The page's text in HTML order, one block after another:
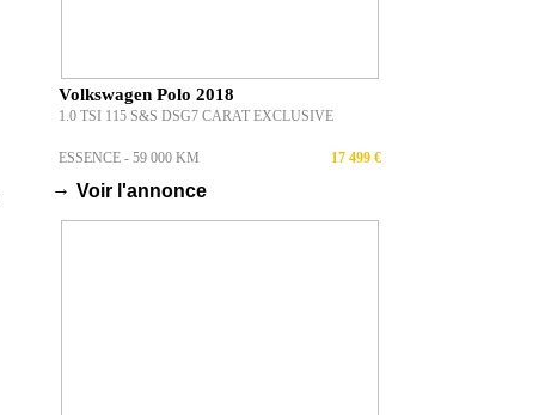
Volkswagen Polo 2018
1.0 TSI 115 S&S DSG7 CARAT EXCLUSIVE
ESSENCE - 59 000 KM 17 499 €
→ Voir l'annonce